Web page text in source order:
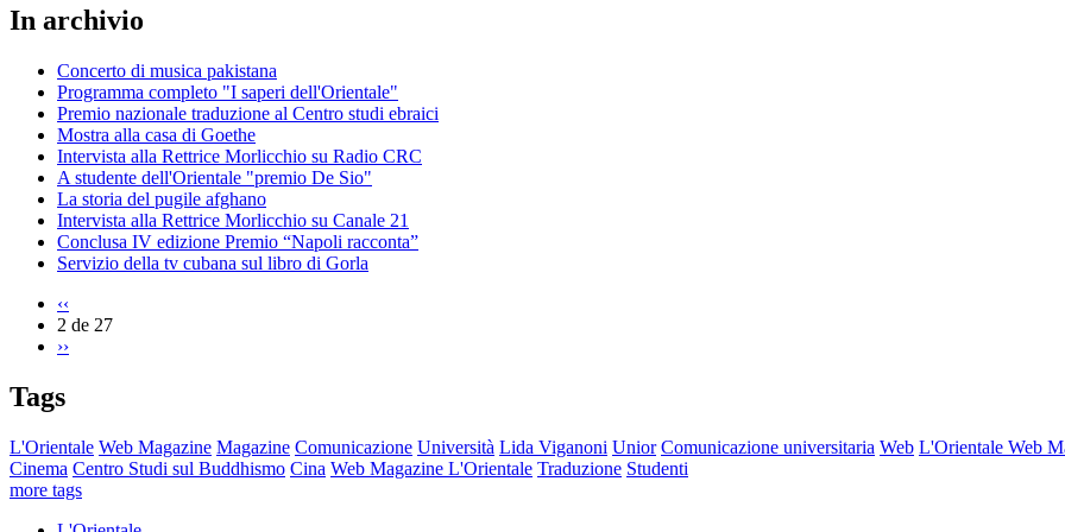
In archivio
Concerto di musica pakistana
Programma completo "I saperi dell'Orientale"
Premio nazionale traduzione al Centro studi ebraici
Mostra alla casa di Goethe
Intervista alla Rettrice Morlicchio su Radio CRC
A studente dell'Orientale "premio De Sio"
La storia del pugile afghano
Intervista alla Rettrice Morlicchio su Canale 21
Conclusa IV edizione Premio “Napoli racconta”
Servizio della tv cubana sul libro di Gorla
‹‹
2 de 27
››
Tags
L'Orientale Web Magazine Magazine Comunicazione Università Lida Viganoni Unior Comunicazione universitaria Web L'Orientale Web
Cinema Centro Studi sul Buddhismo Cina Web Magazine L'Orientale Traduzione Studenti
more tags